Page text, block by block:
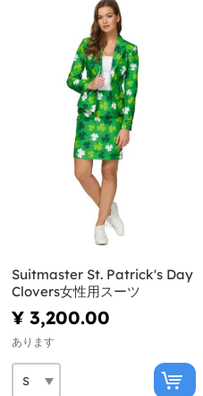
Suitmaster St. Patrick's Day
Clovers女性用スーツ
¥ 3,200.00
あります